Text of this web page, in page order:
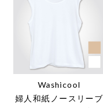
Washicool
婦人和紙ノースリーブ